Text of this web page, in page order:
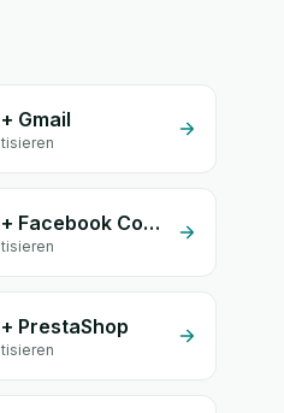
Gmail
Google Sheets + Facebook Commerce
PrestaShop